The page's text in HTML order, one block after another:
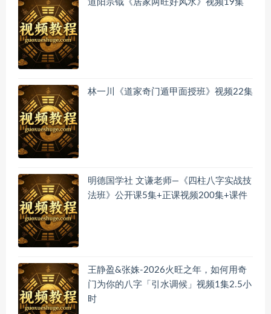
道阳宗钺《居家两旺好风水》视频19集
林一川《道家奇门遁甲面授班》视频22集
明德国学社 文谦老师—《四柱八字实战技
法班》公开课5集+正课视频200集+课件
王静盈&张姝-2026火旺之年，如何用奇
门为你的八字「引水调候」视频1集2.5小
时